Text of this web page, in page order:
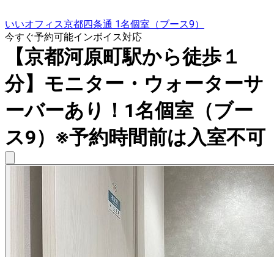
いいオフィス京都四条通 1名個室（ブース9）
今すぐ予約可能インボイス対応
【京都河原町駅から徒歩１
分】モニター・ウォーターサ
ーバーあり！1名個室（ブー
ス9）※予約時間前は入室不可